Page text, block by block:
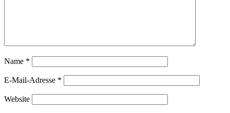
Name *
E-Mail-Adresse *
Website